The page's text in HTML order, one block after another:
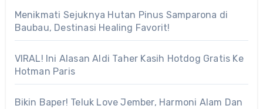
Menikmati Sejuknya Hutan Pinus Samparona di
Baubau, Destinasi Healing Favorit!
VIRAL! Ini Alasan Aldi Taher Kasih Hotdog Gratis Ke
Hotman Paris
Bikin Baper! Teluk Love Jember, Harmoni Alam Dan